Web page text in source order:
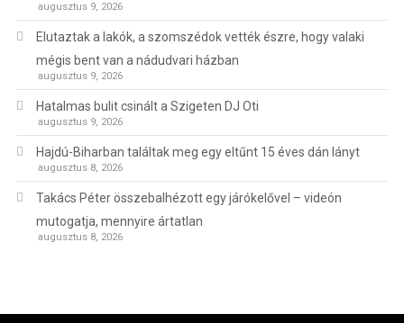
augusztus 9, 2026
Elutaztak a lakók, a szomszédok vették észre, hogy valaki
mégis bent van a nádudvari házban
augusztus 9, 2026
Hatalmas bulit csinált a Szigeten DJ Oti
augusztus 9, 2026
Hajdú-Biharban találtak meg egy eltűnt 15 éves dán lányt
augusztus 8, 2026
Takács Péter összebalhézott egy járókelővel – videón
mutogatja, mennyire ártatlan
augusztus 8, 2026